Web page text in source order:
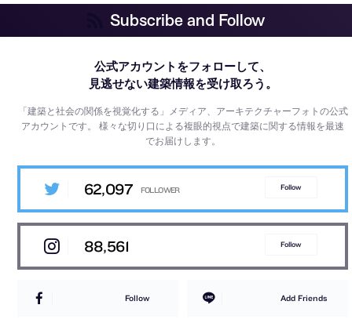
Subscribe and Follow
公式アカウントをフォローして、
見逃せない建築情報を受け取ろう。
「建築と社会の関係を視覚化する」メディア、アーキテクチャーフォトの公式
アカウントです。様々な切り口による複眼的視点で建築に関する情報を最速
でお届けします。
62,097 Follow
88,561 Follow
Follow Add Friends